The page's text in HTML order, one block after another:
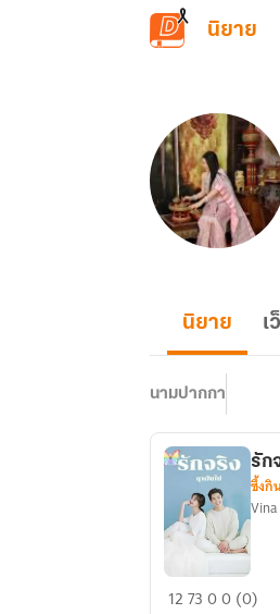
ข้ามไปยังเนื้อหาหลัก
นิยาย
นิยาย เ
นามปากกา
รัก
รัก
ซึ้งกิ
Vina
127300 (0)